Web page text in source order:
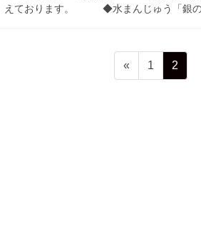
えております。 ◆水まんじゅう「銀
«
ペ
ー
1
ペ
ー
2